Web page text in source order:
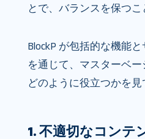
とで、バランスを保つこ
BlockP が包括的な機能
を通じて、マスターベ
どのように役立つかを見
1. 不適切なコンテ